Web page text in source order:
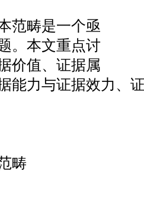
范畴是一个亟
。本文重点讨
价值、证据属
能力与证据效力、
畴